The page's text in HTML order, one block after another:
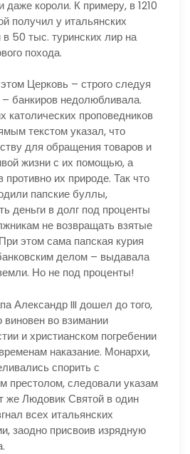
короли. К примеру, в 1210
получил у итальянских
50 тыс. туринских лир на
похода.
Церковь – строго следуя
банкиров недолюбливала.
католических проповедников
текстом указал, что
для обращения товаров и
жизни с их помощью, а
противно их природе. Так что
папские буллы,
деньги в долг под проценты
не возвращать взятые
этом сама папская курия
делом – выдавала
Но не под проценты!
III дошел до того,
виновен во взимании
и христианском погребении
наказание. Монархи,
спорить с
престолом, следовали указам
же Людовик Святой в один
всех итальянских
заодно присвоив изрядную